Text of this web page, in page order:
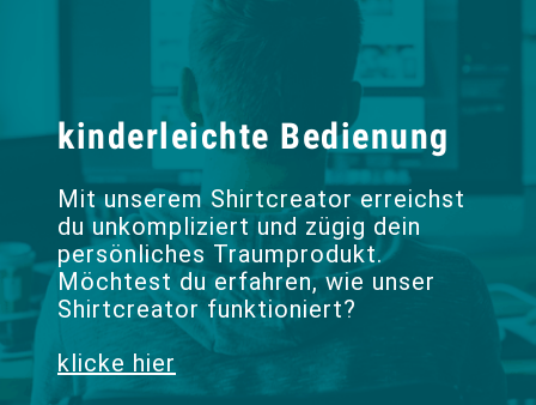
kinderleichte Bedienung
Mit unserem Shirtcreator erreichst
du unkompliziert und zügig dein
persönliches Traumprodukt.
Möchtest du erfahren, wie unser
Shirtcreator funktioniert?
klicke hier